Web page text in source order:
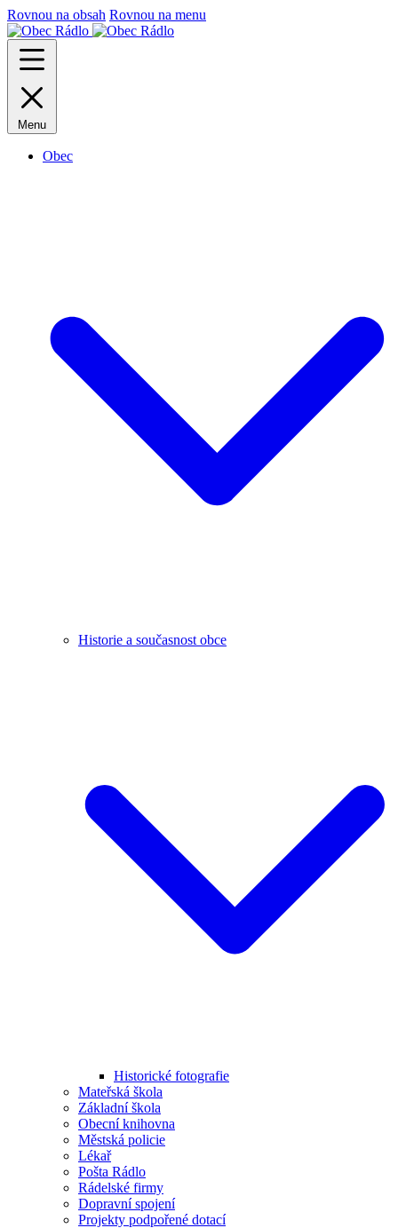
Rovnou na obsah Rovnou na menu
Menu
Obec
Historie a současnost obce
Historické fotografie
Mateřská škola
Základní škola
Obecní knihovna
Městská policie
Lékař
Pošta Rádlo
Rádelské firmy
Dopravní spojení
Projekty podpořené dotací